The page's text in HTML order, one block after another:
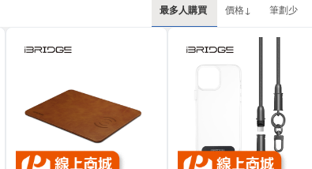
最多人購買 價格↓ 筆劃少